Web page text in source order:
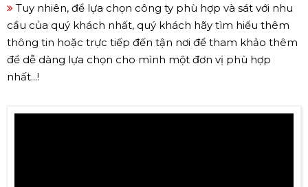
Tuy nhiên, để lựa chọn công ty phù hợp và sát với nhu
cầu của quý khách nhất, quý khách hãy tìm hiểu thêm
thông tin hoặc trực tiếp đến tận nơi để tham khảo thêm
để dễ dàng lựa chọn cho mình một đơn vị phù hợp
nhất...!